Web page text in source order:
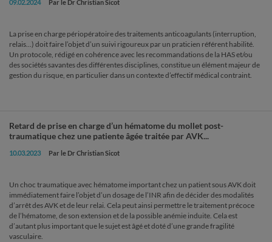
09.02.2024 Par le Dr Christian Sicot
La prise en charge périopératoire des traitements anticoagulants (interruption,
relais...) doit faire l’objet d’un suivi rigoureux par un praticien référent habilité.
Un protocole, rédigé en cohérence avec les recommandations de la HAS et/ou
des sociétés savantes des différentes disciplines, constitue un élément majeur de
gestion du risque, en particulier dans un contexte d’effectif médical contraint.
Retard de prise en charge d’un hématome du mollet post-
traumatique chez une patiente âgée traitée par AVK...
10.03.2023 Par le Dr Christian Sicot
Un choc traumatique avec hématome important chez un patient sous AVK doit
immédiatement faire l’objet d’un dosage de l’INR afin de décider des modalités
d’arrêt des AVK et de leur relai. Cela peut ainsi permettre le traitement précoce
de l’hématome, de son extension et de la possible anémie induite. Cela est
d’autant plus important que le sujet est âgé et doté d’une grande fragilité
vasculaire.